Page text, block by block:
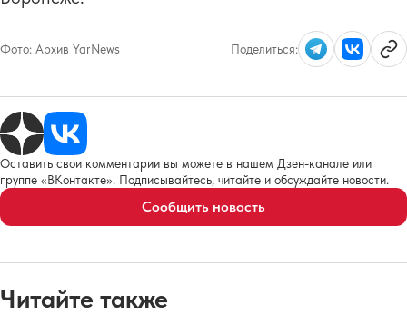
Фото: Архив YarNews Поделиться:
Оставить свои комментарии вы можете в нашем Дзен-канале или
группе «ВКонтакте». Подписывайтесь, читайте и обсуждайте новости.
Сообщить новость
Читайте также